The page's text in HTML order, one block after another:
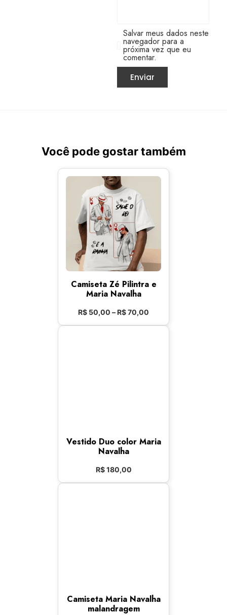
Salvar meus dados neste
navegador para a
próxima vez que eu
comentar.
Você pode gostar também
Camiseta Zé Pilintra e
Maria Navalha
R$ 50,00 –R$70,00
Vestido Duo color Maria
Navalha
R$180,00
Camiseta Maria Navalha
malandragem